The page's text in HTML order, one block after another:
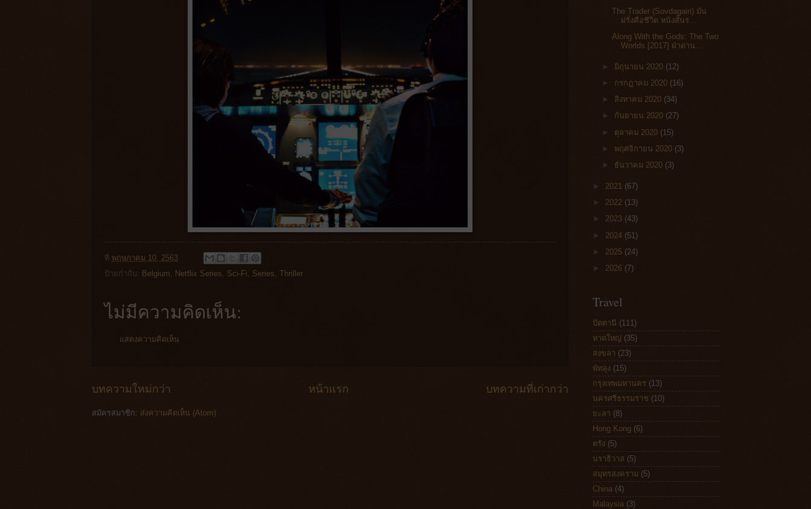
ที่ พฤษภาคม 10, 2563
ป้ายกำกับ: Belgium, Netflix Series, Sci-Fi, Series, Thriller
ไม่มีความคิดเห็น:
แสดงความคิดเห็น
บทความใหม่กว่า บทความที่เก่ากว่า
หน้าแรก
สมัครสมาชิก: ส่งความคิดเห็น (Atom)
The Trader (Sovdagairi) มัน
ฝรั่งคือชีวิต หนังสั้นร...
Along With the Gods: The Two
Worlds [2017] ฝ่าด่าน...
► มิถุนายน 2020 (12)
► กรกฎาคม 2020 (16)
► สิงหาคม 2020 (34)
► กันยายน 2020 (27)
► ตุลาคม 2020 (15)
►พฤศจิกายน 2020 (3)
► ธันวาคม 2020 (3)
► 2021 (67)
► 2022 (13)
► 2023 (43)
► 2024 (51)
► 2025 (24)
► 2026 (7)
Travel
ปัตตานี (111)
หาดใหญ่ (35)
สงขลา (23)
พัทลุง (15)
กรุงเทพมหานคร (13)
นครศรีธรรมราช (10)
ยะลา (8)
Hong Kong (6)
ตรัง (5)
นราธิวาส (5)
สมุทรสงคราม (5)
China (4)
Malaysia (3)